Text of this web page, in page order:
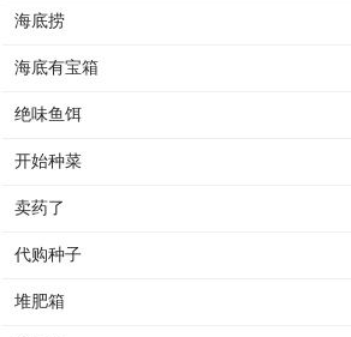
海底捞
海底有宝箱
绝味鱼饵
开始种菜
卖药了
代购种子
堆肥箱